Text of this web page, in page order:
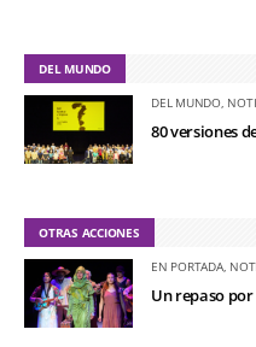
DEL MUNDO
DEL MUNDO,
80 versiones
OTRAS ACCIONES
EN PORTADA,
Un repaso